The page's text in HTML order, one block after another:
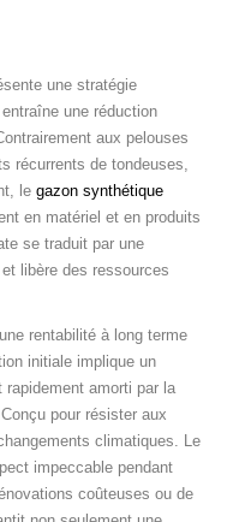
une stratégie
une réduction
aux pelouses
récurrents de tondeuses,
le gazon synthétique
en matériel et en produits
se traduit par une
libère des ressources
rentabilité à long terme
initiale implique un
amorti par la
pour résister aux
climatiques. Le
impeccable pendant
coûteuses ou de